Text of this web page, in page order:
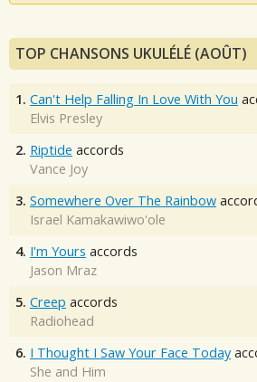
TOP CHANSONS UKULÉLÉ (AOÛT)
1. Can't Help Falling In Love With You
Elvis Presley
2. Riptide accords
Vance Joy
3. Somewhere Over The Rainbow
Israel Kamakawiwo'ole
4. I'm Yours accords
Jason Mraz
5. Creep accords
Radiohead
6. I Thought I Saw Your Face Today
She and Him